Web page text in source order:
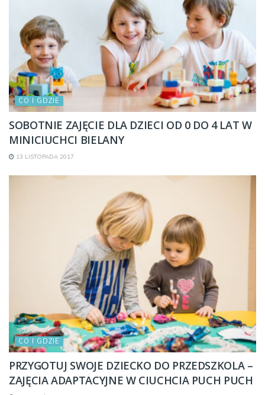
CO I GDZIE
SOBOTNIE ZAJĘCIE DLA DZIECI OD 0 DO 4 LAT W
MINICIUCHCI BIELANY
13 LISTOPADA 2017
CO I GDZIE
PRZYGOTUJ SWOJE DZIECKO DO PRZEDSZKOLA –
ZAJĘCIA ADAPTACYJNE W CIUCHCIA PUCH PUCH